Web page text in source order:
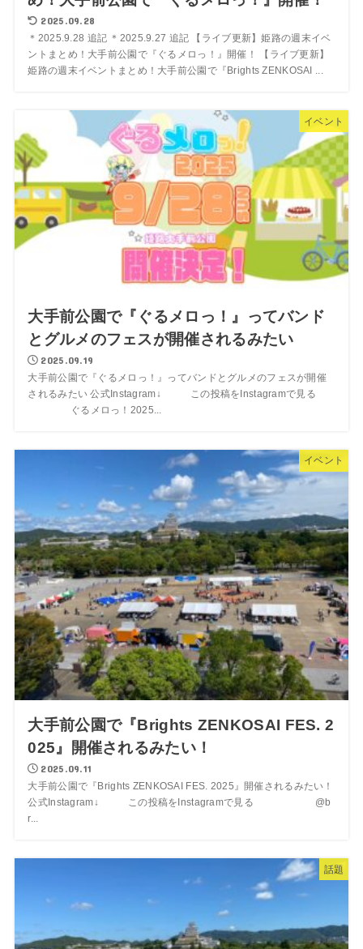
2025.09.28
＊2025.9.28 追記 ＊2025.9.27 追記 【ライブ更新】姫路の週末イベ
ントまとめ！大手前公園で『ぐるメロっ！』開催！ 【ライブ更新】
姫路の週末イベントまとめ！大手前公園で『Brights ZENKOSAI ...
イベント
大手前公園で『ぐるメロっ！』ってバンド
とグルメのフェスが開催されるみたい
2025.09.19
大手前公園で『ぐるメロっ！』ってバンドとグルメのフェスが開催
されるみたい 公式Instagram↓ この投稿をInstagramで見る
ぐるメロっ！2025...
イベント
大手前公園で『Brights ZENKOSAI FES. 2
025』開催されるみたい！
2025.09.11
大手前公園で『Brights ZENKOSAI FES. 2025』開催されるみたい！
公式Instagram↓ この投稿をInstagramで見る @b
r...
話題